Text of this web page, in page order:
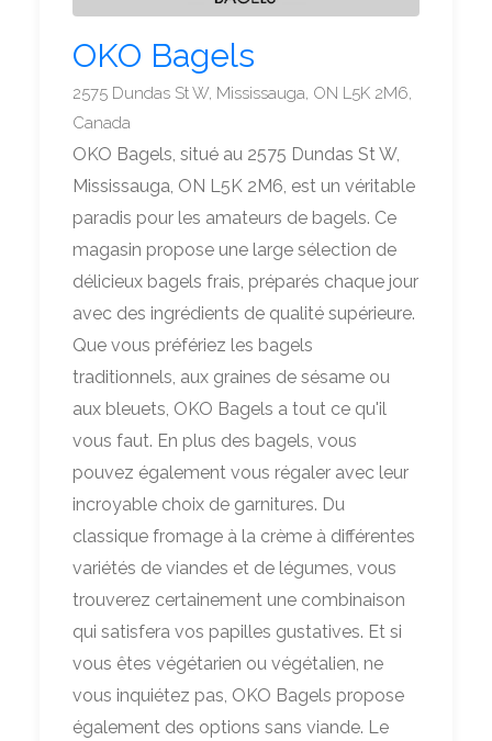
OKO Bagels
2575 Dundas St W, Mississauga, ON L5K 2M6,
Canada
OKO Bagels, situé au 2575 Dundas St W,
Mississauga, ON L5K 2M6, est un véritable
paradis pour les amateurs de bagels. Ce
magasin propose une large sélection de
délicieux bagels frais, préparés chaque jour
avec des ingrédients de qualité supérieure.
Que vous préfériez les bagels
traditionnels, aux graines de sésame ou
aux bleuets, OKO Bagels a tout ce qu'il
vous faut. En plus des bagels, vous
pouvez également vous régaler avec leur
incroyable choix de garnitures. Du
classique fromage à la crème à différentes
variétés de viandes et de légumes, vous
trouverez certainement une combinaison
qui satisfera vos papilles gustatives. Et si
vous êtes végétarien ou végétalien, ne
vous inquiétez pas, OKO Bagels propose
également des options sans viande. Le